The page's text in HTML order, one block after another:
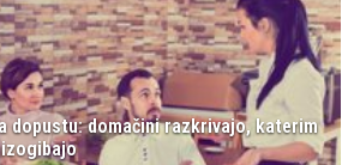
dopustu: domačini razkrivajo, katerim